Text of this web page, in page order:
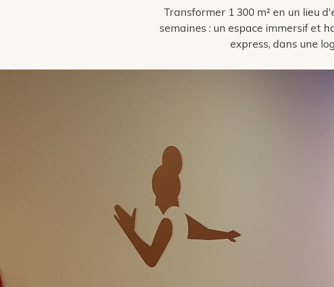
Transformer 1 300 m² en un lieu
semaines : un espace immersif et
express, dans une